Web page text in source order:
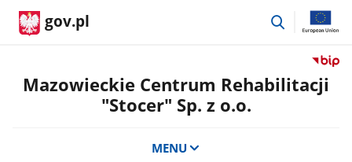
gov.pl
przejdź
Przejdź
do
Mazowieckie Centrum Rehabilitacji
"Stocer" Sp. z o.o.
MENU